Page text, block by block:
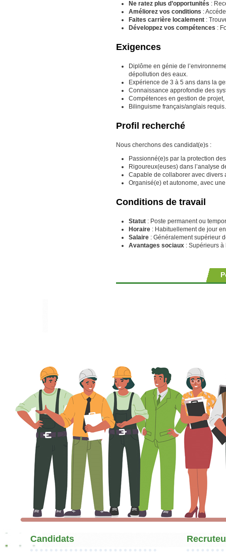
Ne ratez plus d’opportunités :
Améliorez vos conditions :
Faites carrière localement :
Développez vos compétences :
Exigences
Diplôme en génie de
dépollution des eaux.
Expérience de 3 à 5 ans dans la
Connaissance approfondie des
Compétences en gestion de
Bilinguisme français/anglais requis.
Profil recherché
Nous cherchons des candidat(e)s :
Passionné(e)s par la protection
Rigoureux(euses) dans l’analyse
Capable de collaborer avec divers
Organisé(e) et autonome, avec
Conditions de travail
Statut : Poste permanent ou
Horaire : Habituellement de jour
Salaire : Généralement supérieur
Avantages sociaux : Supérieurs
Candidats